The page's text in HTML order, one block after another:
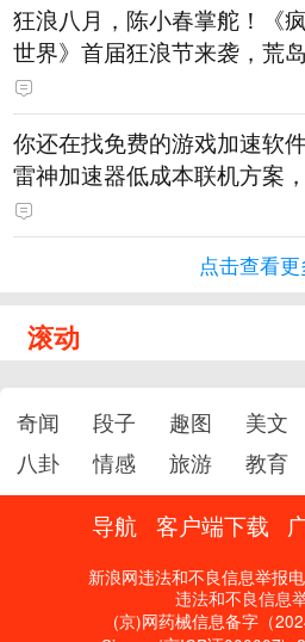
狂浪八月，陈小春掌舵！《
世界》首届狂浪节来袭，荒
直播即将开启
你还在找免费的游戏加速软
雷神加速器低成本联机方案
免费试用
点击查看更
滚动
奇闻 段子 趣图 美文
八卦
情感 旅游 教育
导航 客户端下载
新浪网违法和不良信息举报
违法和不良信息
(京)网药械信息备字（